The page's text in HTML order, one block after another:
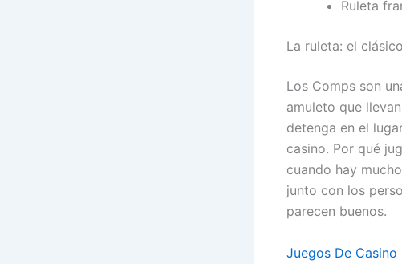
Ruleta
La ruleta: el
Los Comps son
amuleto que
detenga en el
casino. Por qué
cuando hay
junto con los
parecen buenos.
Juegos De Casino